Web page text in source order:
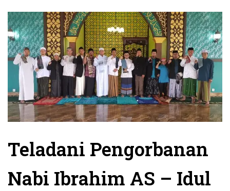
Teladani Pengorbanan
Nabi Ibrahim AS – Idul